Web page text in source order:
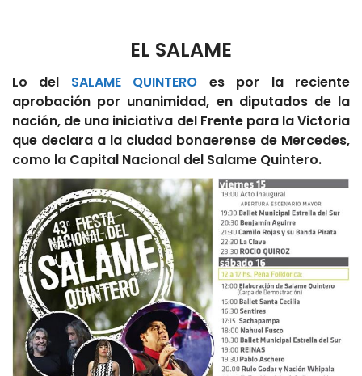
EL SALAME
Lo del SALAME QUINTERO es por la reciente
aprobación por unanimidad, en diputados de la
nación, de una iniciativa del Frente para la Victoria
que declara a la ciudad bonaerense de Mercedes,
como la Capital Nacional del Salame Quintero.